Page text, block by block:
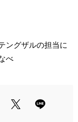
ングザルの担当に
べ